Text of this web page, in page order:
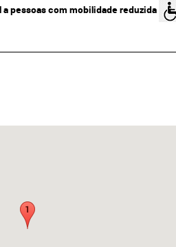
a pessoas com mobilidade reduzida